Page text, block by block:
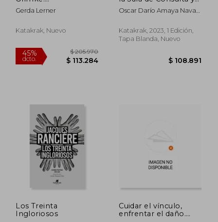
Antiesclavistas y
Feministas
Gerda Lerner
Katakrak, Nuevo
Servicio Civil del
Consejo de Estado en
de competencias
administrativas (2011-
Oscar Darío Amaya Navas,
Gómez, María Del Pilar
Bahamón Falla
Katakrak, 2023, 1 Edición,
Tapa Blanda, Nuevo
Los Treinta
Ingloriosos
Cuidar el vínculo,
enfrentar el daño.